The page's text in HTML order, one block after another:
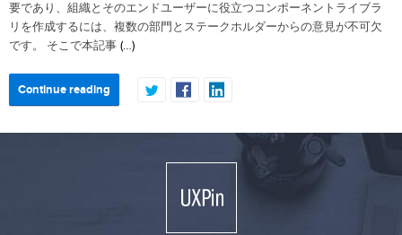
要であり、組織とそのエンドユーザーに役立つコンポーネントライブラ
リを作成するには、複数の部門とステークホルダーからの意見が不可欠
です。 そこで本記事 (…)
Continue reading